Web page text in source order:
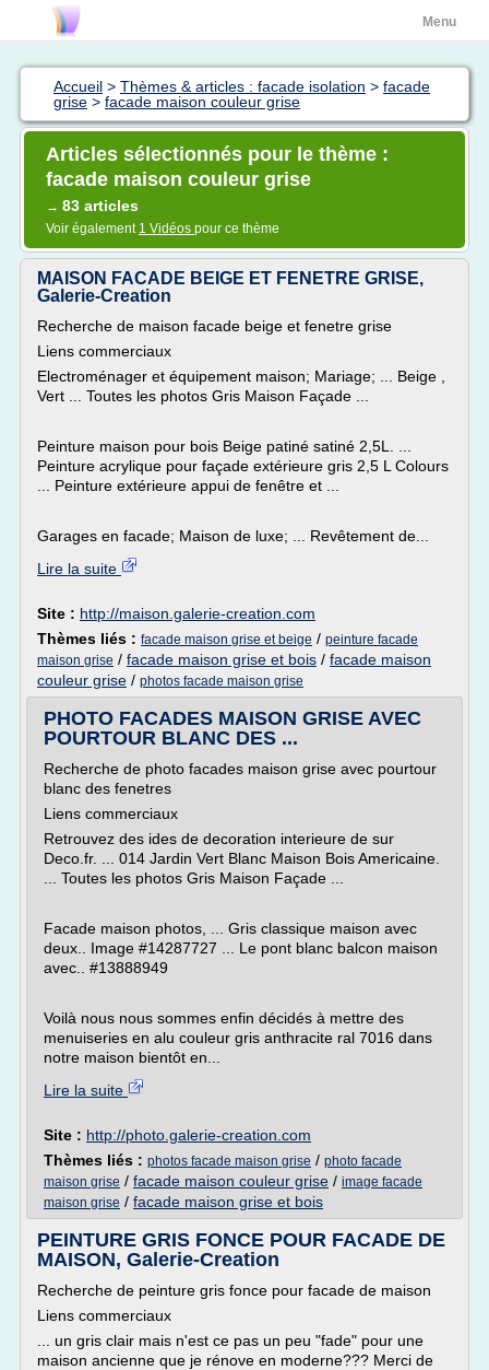
Menu
Accueil > Thèmes & articles : facade isolation > facade
grise > facade maison couleur grise
Articles sélectionnés pour le thème :
facade maison couleur grise
→ 83 articles
Voir également 1 Vidéos pour ce thème
MAISON FACADE BEIGE ET FENETRE GRISE,
Galerie-Creation
Recherche de maison facade beige et fenetre grise
Liens commerciaux
Electroménager et équipement maison; Mariage; ... Beige ,
Vert ... Toutes les photos Gris Maison Façade ...
Peinture maison pour bois Beige patiné satiné 2,5L. ...
Peinture acrylique pour façade extérieure gris 2,5 L Colours
... Peinture extérieure appui de fenêtre et ...
Garages en facade; Maison de luxe; ... Revêtement de...
Lire la suite
Site : http://maison.galerie-creation.com
Thèmes liés : facade maison grise et beige / peinture facade
maison grise / facade maison grise et bois / facade maison
couleur grise / photos facade maison grise
PHOTO FACADES MAISON GRISE AVEC
POURTOUR BLANC DES ...
Recherche de photo facades maison grise avec pourtour
blanc des fenetres
Liens commerciaux
Retrouvez des ides de decoration interieure de sur
Deco.fr. ... 014 Jardin Vert Blanc Maison Bois Americaine.
... Toutes les photos Gris Maison Façade ...
Facade maison photos, ... Gris classique maison avec
deux.. Image #14287727 ... Le pont blanc balcon maison
avec.. #13888949
Voilà nous nous sommes enfin décidés à mettre des
menuiseries en alu couleur gris anthracite ral 7016 dans
notre maison bientôt en...
Lire la suite
Site : http://photo.galerie-creation.com
Thèmes liés : photos facade maison grise / photo facade
maison grise / facade maison couleur grise / image facade
maison grise / facade maison grise et bois
PEINTURE GRIS FONCE POUR FACADE DE
MAISON, Galerie-Creation
Recherche de peinture gris fonce pour facade de maison
Liens commerciaux
... un gris clair mais n'est ce pas un peu "fade" pour une
maison ancienne que je rénove en moderne??? Merci de